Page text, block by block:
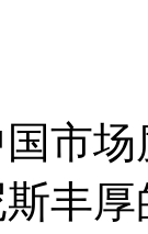
市
丰